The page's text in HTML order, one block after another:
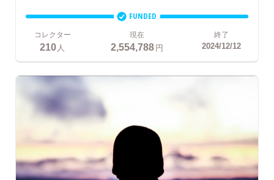
FUNDED
コレクター
210 人
現在
2,554,788円
終了
2024/12/12